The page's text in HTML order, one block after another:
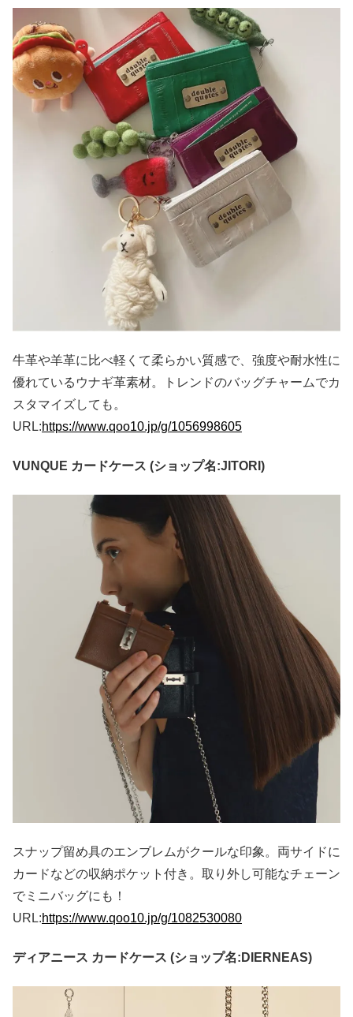
牛革や羊革に比べ軽くて柔らかい質感で、強度や耐水性に
優れているウナギ革素材。トレンドのバッグチャームでカ
スタマイズしても。
URL:https://www.qoo10.jp/g/1056998605
VUNQUE カードケース (ショップ名:JITORI)
スナップ留め具のエンブレムがクールな印象。両サイドに
カードなどの収納ポケット付き。取り外し可能なチェーン
でミニバッグにも！
URL:https://www.qoo10.jp/g/1082530080
ディアニース カードケース (ショップ名:DIERNEAS)